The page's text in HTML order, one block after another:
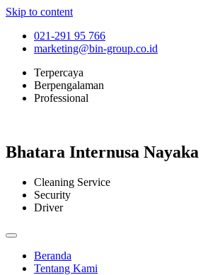
Skip to content
021-291 95 766
marketing@bin-group.co.id
Terpercaya
Berpengalaman
Professional
Bhatara Internusa Nayaka
Cleaning Service
Security
Driver
Beranda
Tentang Kami